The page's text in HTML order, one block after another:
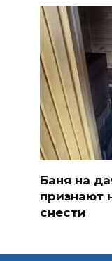
Баня на
признают
снести